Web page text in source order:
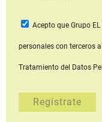
Acepto que Grupo EL
personales con terceros
Tratamiento del Datos